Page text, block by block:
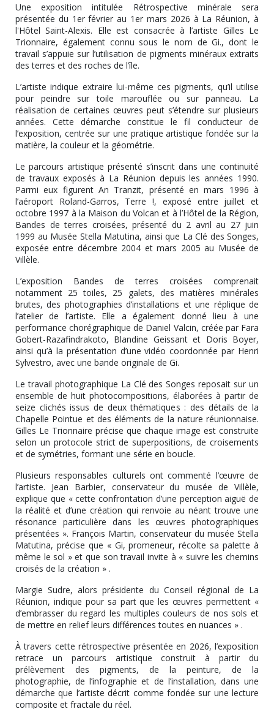
Une exposition intitulée Rétrospective minérale sera
présentée du 1er février au 1er mars 2026 à La Réunion, à
l'Hôtel Saint-Alexis. Elle est consacrée à l’artiste Gilles Le
Trionnaire, également connu sous le nom de Gi., dont le
travail s’appuie sur l’utilisation de pigments minéraux extraits
des terres et des roches de l’île.
L’artiste indique extraire lui-même ces pigments, qu’il utilise
pour peindre sur toile marouflée ou sur panneau. La
réalisation de certaines œuvres peut s’étendre sur plusieurs
années. Cette démarche constitue le fil conducteur de
l’exposition, centrée sur une pratique artistique fondée sur la
matière, la couleur et la géométrie.
Le parcours artistique présenté s’inscrit dans une continuité
de travaux exposés à La Réunion depuis les années 1990.
Parmi eux figurent An Tranzit, présenté en mars 1996 à
l’aéroport Roland-Garros, Terre !, exposé entre juillet et
octobre 1997 à la Maison du Volcan et à l’Hôtel de la Région,
Bandes de terres croisées, présenté du 2 avril au 27 juin
1999 au Musée Stella Matutina, ainsi que La Clé des Songes,
exposée entre décembre 2004 et mars 2005 au Musée de
Villèle.
L’exposition Bandes de terres croisées comprenait
notamment 25 toiles, 25 galets, des matières minérales
brutes, des photographies d’installations et une réplique de
l’atelier de l’artiste. Elle a également donné lieu à une
performance chorégraphique de Daniel Valcin, créée par Fara
Gobert-Razafindrakoto, Blandine Geissant et Doris Boyer,
ainsi qu’à la présentation d’une vidéo coordonnée par Henri
Sylvestro, avec une bande originale de Gi.
Le travail photographique La Clé des Songes reposait sur un
ensemble de huit photocompositions, élaborées à partir de
seize clichés issus de deux thématiques : des détails de la
Chapelle Pointue et des éléments de la nature réunionnaise.
Gilles Le Trionnaire précise que chaque image est construite
selon un protocole strict de superpositions, de croisements
et de symétries, formant une série en boucle.
Plusieurs responsables culturels ont commenté l’œuvre de
l’artiste. Jean Barbier, conservateur du musée de Villèle,
explique que « cette confrontation d’une perception aiguë de
la réalité et d’une création qui renvoie au néant trouve une
résonance particulière dans les œuvres photographiques
présentées ». François Martin, conservateur du musée Stella
Matutina, précise que « Gi, promeneur, récolte sa palette à
même le sol » et que son travail invite à « suivre les chemins
croisés de la création » .
Margie Sudre, alors présidente du Conseil régional de La
Réunion, indique pour sa part que les œuvres permettent «
d’embrasser du regard les multiples couleurs de nos sols et
de mettre en relief leurs différences toutes en nuances » .
À travers cette rétrospective présentée en 2026, l’exposition
retrace un parcours artistique construit à partir du
prélèvement des pigments, de la peinture, de la
photographie, de l’infographie et de l’installation, dans une
démarche que l’artiste décrit comme fondée sur une lecture
composite et fractale du réel.